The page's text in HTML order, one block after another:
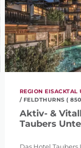
REGION
/ FELDTHURNS (
Aktiv- &
Taubers
Das Hotel